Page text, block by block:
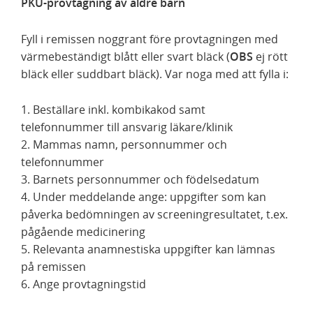
Fyll i remissen noggrant före provtagningen med
värmebeständigt blått eller svart bläck (OBS ej rött
bläck eller suddbart bläck). Var noga med att fylla i:
1. Beställare inkl. kombikakod samt
telefonnummer till ansvarig läkare/klinik
2. Mammas namn, personnummer och
telefonnummer
3. Barnets personnummer och födelsedatum
4. Under meddelande ange: uppgifter som kan
påverka bedömningen av screeningresultatet, t.ex.
pågående medicinering
5. Relevanta anamnestiska uppgifter kan lämnas
på remissen
6. Ange provtagningstid